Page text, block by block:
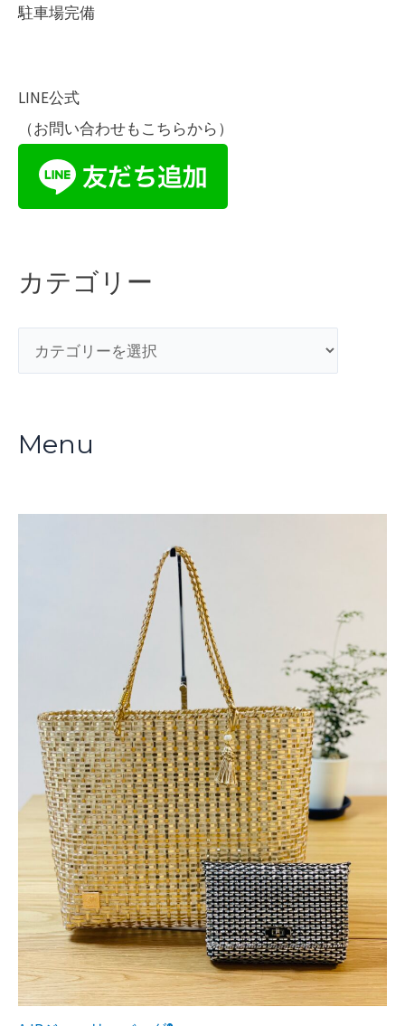
駐車場完備
LINE公式
（お問い合わせもこちらから）
カテゴリー
テ
リ
Menu
催